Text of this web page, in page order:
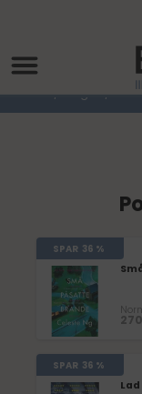
Thrillere &
Forside / Bøger /
SPAR 36 %
SPAR 36 %